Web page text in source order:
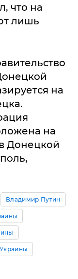
что на
лишь
на
на
Донецкой
Владимир Путин